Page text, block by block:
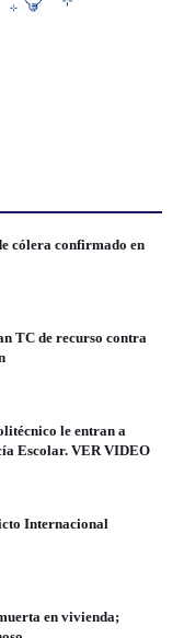
cólera confirmado en
TC de recurso contra
le entran a
Escolar. VER VIDEO
Internacional
en vivienda;